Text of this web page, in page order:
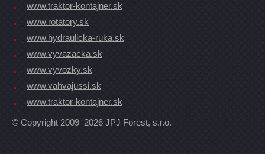
www.traktor-kontajner.sk
www.rotatory.sk
www.hydraulicka-ruka.sk
www.vyvazacka.sk
www.vyvozky.sk
www.vahvajussi.sk
www.traktor-kontajner.sk
© Copyright 2009–2026 JPJ Forest, s.r.o.